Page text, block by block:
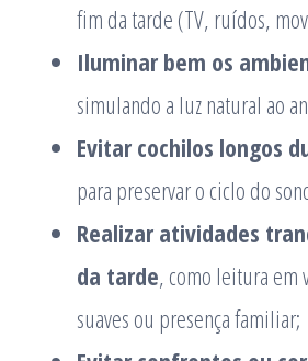
fim da tarde (TV, ruídos,
Iluminar bem os
simulando a luz natural ao
Evitar cochilos longos
para preservar o ciclo do
Realizar atividades
da tarde, como leitura em
suaves ou presença familiar;